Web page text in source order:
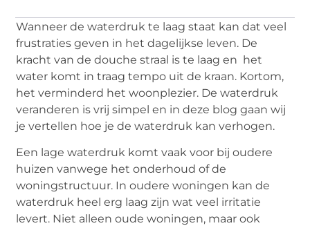
Wanneer de waterdruk te laag staat kan dat veel
frustraties geven in het dagelijkse leven. De
kracht van de douche straal is te laag en het
water komt in traag tempo uit de kraan. Kortom,
het verminderd het woonplezier. De waterdruk
veranderen is vrij simpel en in deze blog gaan wij
je vertellen hoe je de waterdruk kan verhogen.
Een lage waterdruk komt vaak voor bij oudere
huizen vanwege het onderhoud of de
woningstructuur. In oudere woningen kan de
waterdruk heel erg laag zijn wat veel irritatie
levert. Niet alleen oude woningen, maar ook